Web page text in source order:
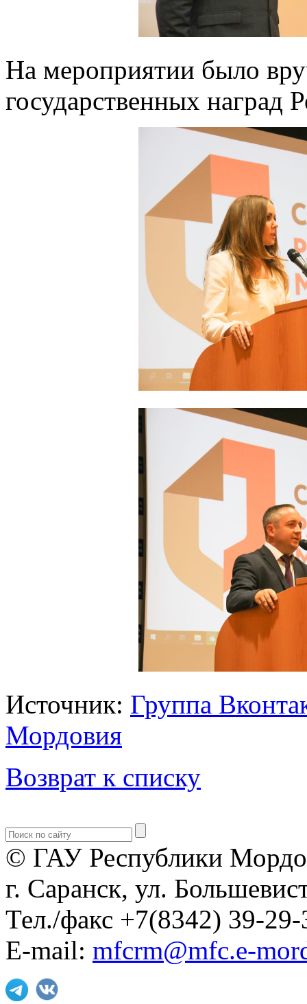
На мероприятии было
государственных наград
Источник: Группа
Мордовия
Возврат к списку
© ГАУ Республики
г. Саранск, ул.
Тел./факс +7(8342) 39-29-
E-mail: mfcrm@mfc.e-